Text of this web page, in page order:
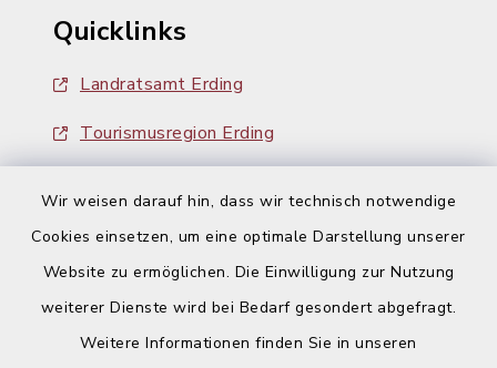
Wir weisen darauf hin, dass wir technisch notwendige
Cookies einsetzen, um eine optimale Darstellung unserer
Website zu ermöglichen. Die Einwilligung zur Nutzung
weiterer Dienste wird bei Bedarf gesondert abgefragt.
Weitere Informationen finden Sie in unseren
Quicklinks
Landratsamt Erding
Tourismusregion Erding
Kontakt